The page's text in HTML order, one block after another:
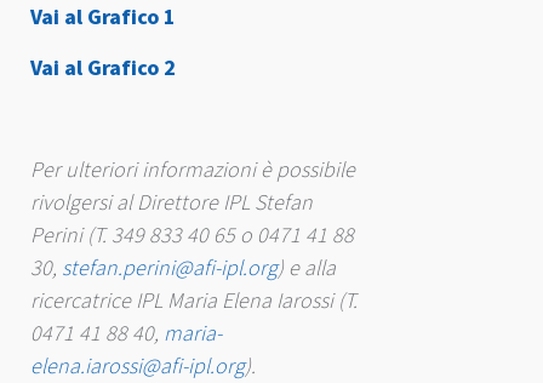
Vai al Grafico 1
Vai al Grafico 2
Per ulteriori informazioni è possibile
rivolgersi al Direttore IPL Stefan
Perini (T. 349 833 40 65 o 0471 41 88
30, stefan.perini@afi-ipl.org) e alla
ricercatrice IPL Maria Elena Iarossi (T.
0471 41 88 40, maria-
elena.iarossi@afi-ipl.org).